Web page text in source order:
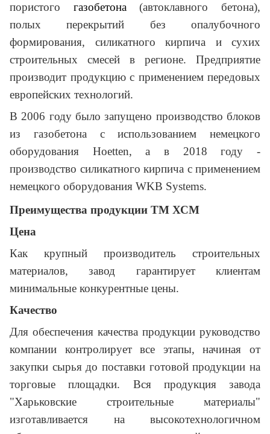
пористого газобетона(автоклавного бетона),
полых перекрытий без опалубочного
формирования, силикатного кирпича и сухих
строительных смесей в регионе. Предприятие
производит продукцию с применением передовых
европейских технологий.
В 2006 году было запущено производство блоков
из газобетона с использованием немецкого
оборудования Hoetten, а в 2018 году -
производство силикатного кирпича с применением
немецкого оборудования WKB Systems.
Преимущества продукции ТМ ХСМ
Цена
Как крупный производитель строительных
материалов, завод гарантирует клиентам
минимальные конкурентные цены.
Качество
Для обеспечения качества продукции руководство
компании контролирует все этапы, начиная от
закупки сырья до поставки готовой продукции на
торговые площадки. Вся продукция завода
"Харьковские строительные материалы"
изготавливается на высокотехнологичном